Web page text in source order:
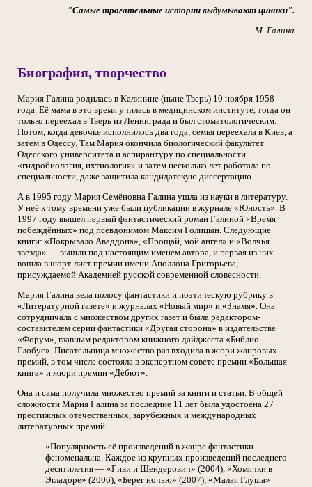
"Самые трогательные истории выдумывают циники".
М. Галина
Биография, творчество
Мария Галина родилась в Калинине (ныне Тверь) 10 ноября 1958
года. Её мама в это время училась в медицинском институте, тогда он
только переехал в Тверь из Ленинграда и был стоматологическим.
Потом, когда девочке исполнилось два года, семья переехала в Киев, а
затем в Одессу. Там Мария окончила биологический факультет
Одесского университета и аспирантуру по специальности
«гидробиология, ихтиология» и затем несколько лет работала по
специальности, даже защитила кандидатскую диссертацию.
А в 1995 году Мария Семёновна Галина ушла из науки в литературу.
У неё к тому времени уже были публикации в журнале «Юность». В
1997 году вышел первый фантастический роман Галиной «Время
побеждённых» под псевдонимом Максим Голицын. Следующие
книги: «Покрывало Аваддона», «Прощай, мой ангел» и «Волчья
звезда» — вышли под настоящим именем автора, и первая из них
вошла в шорт-лист премии имени Аполлона Григорьева,
присуждаемой Академией русской современной словесности.
Мария Галина вела полосу фантастики и поэтическую рубрику в
«Литературной газете» и журналах «Новый мир» и «Знамя». Она
сотрудничала с множеством других газет и была редактором-
составителем серии фантастики «Другая сторона» в издательстве
«Форум», главным редактором книжного дайджеста «Библио-
Глобус». Писательница множество раз входила в жюри жанровых
премий, в том числе состояла в экспертном совете премии «Большая
книга» и жюри премии «Дебют».
Она и сама получила множество премий за книги и статьи. В общей
сложности Мария Галина за последние 11 лет была удостоена 27
престижных отечественных, зарубежных и международных
литературных премий.
«Популярность её произведений в жанре фантастики
феноменальна. Каждое из крупных произведений последнего
десятилетия — «Гиви и Шендерович» (2004), «Хомячки в
Эгладоре» (2006), «Берег ночью» (2007), «Малая Глуша»